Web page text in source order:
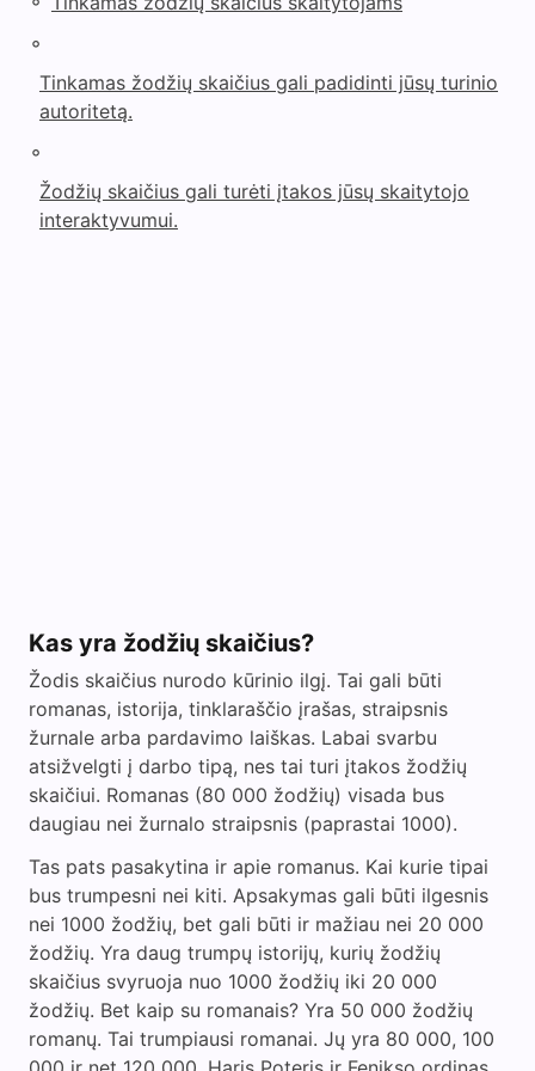
◦
Tinkamas žodžių skaičius gali padidinti jūsų turinio
autoritetą.
◦
Žodžių skaičius gali turėti įtakos jūsų skaitytojo
interaktyvumui.
Kas yra žodžių skaičius?
Žodis skaičius nurodo kūrinio ilgį. Tai gali būti
romanas, istorija, tinklaraščio įrašas, straipsnis
žurnale arba pardavimo laiškas. Labai svarbu
atsižvelgti į darbo tipą, nes tai turi įtakos žodžių
skaičiui. Romanas (80 000 žodžių) visada bus
daugiau nei žurnalo straipsnis (paprastai 1000).
Tas pats pasakytina ir apie romanus. Kai kurie tipai
bus trumpesni nei kiti. Apsakymas gali būti ilgesnis
nei 1000 žodžių, bet gali būti ir mažiau nei 20 000
žodžių. Yra daug trumpų istorijų, kurių žodžių
skaičius svyruoja nuo 1000 žodžių iki 20 000
žodžių. Bet kaip su romanais? Yra 50 000 žodžių
romanų. Tai trumpiausi romanai. Jų yra 80 000, 100